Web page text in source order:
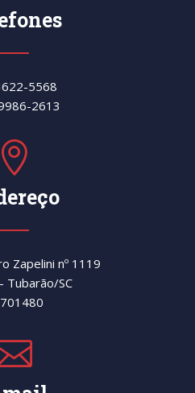
5568
2613

Zapelini nº 1119
Tubarão/SC